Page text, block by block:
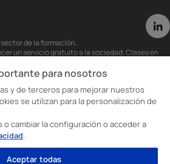
de la formación.
un servicio gratuito a la sociedad. Clases en
para estudiantes…
ya seas opositor o estés formándote
contenido a la carta para ver cuándo y dónde
para nosotros
y de terceros para mejorar nuestros
se utilizan para la personalización de
o cambiar la configuración o acceder a
.
Aceptar todas